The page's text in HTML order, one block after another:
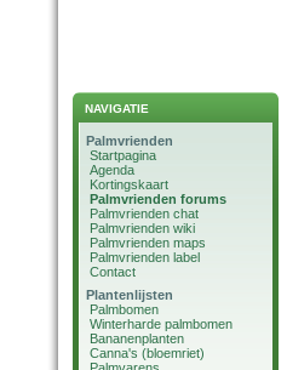
NAVIGATIE
Palmvrienden
Startpagina
Agenda
Kortingskaart
Palmvrienden forums
Palmvrienden chat
Palmvrienden wiki
Palmvrienden maps
Palmvrienden label
Contact
Plantenlijsten
Palmbomen
Winterharde palmbomen
Bananenplanten
Canna's (bloemriet)